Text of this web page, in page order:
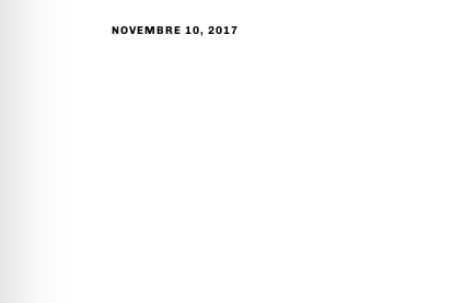
NOVEMBRE 10, 2017